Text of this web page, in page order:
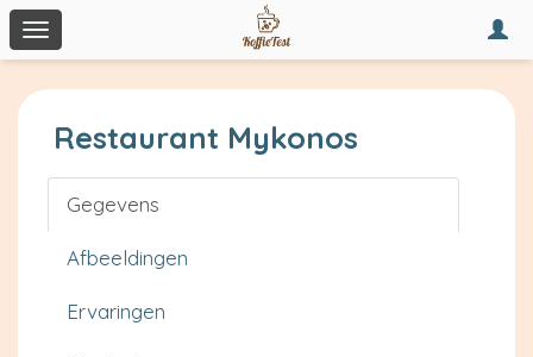
Toggle
navigation
Restaurant Mykonos
Gegevens
Afbeeldingen
Ervaringen